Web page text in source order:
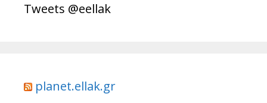
Tweets @eellak
planet.ellak.gr